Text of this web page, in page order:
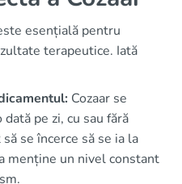
esențială pentru
terapeutice. Iată
Cozaar se
pe zi, cu sau fără
se încerce să se ia la
menține un nivel constant